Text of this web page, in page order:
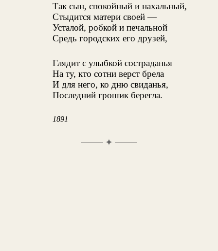
Так сын, спокойный и нахальный,
Стыдится матери своей —
Усталой, робкой и печальной
Средь городских его друзей,
Глядит с улыбкой состраданья
На ту, кто сотни верст брела
И для него, ко дню свиданья,
Последний грошик берегла.
1891
✦